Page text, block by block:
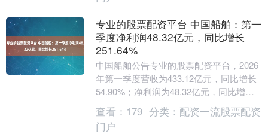
专业的股票配资平台 中国船舶：第一
季度净利润48.32亿元，同比增长
251.64%
中国船舶公告专业的股票配资平台，2026
年第一季度营收为433.12亿元，同比增长
54.90%；净利润为48.32亿元，同比增长
251.64%。....
查看： 179 分类： 配资一流股票配资
门户